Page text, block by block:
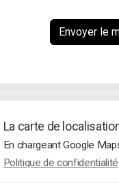
Envoyer le
La carte de
En chargeant Google
Politique de confidentialité